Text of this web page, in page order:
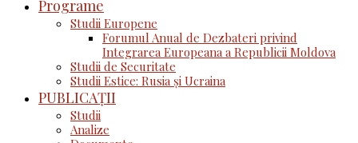
Programe
Studii Europene
Forumul Anual de Dezbateri privind
Integrarea Europeana a Republicii Moldova
Studii de Securitate
Studii Estice: Rusia și Ucraina
PUBLICAȚII
Studii
Analize